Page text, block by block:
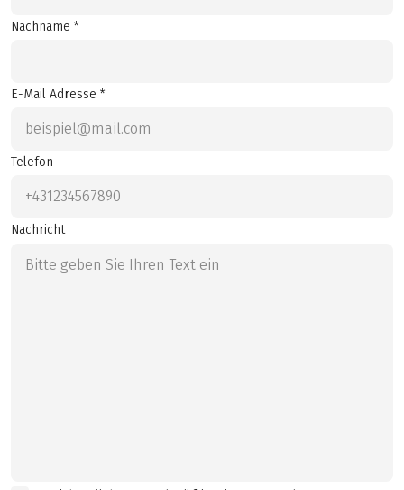
Nachname *
E-Mail Adresse *
Telefon
Nachricht